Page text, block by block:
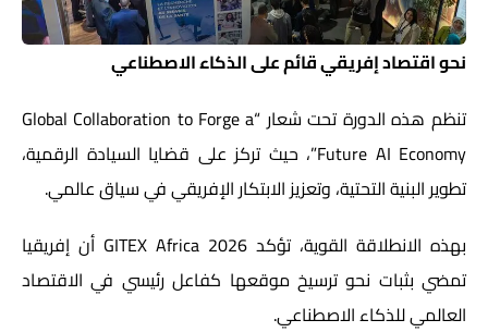
نحو اقتصاد إفريقي قائم على الذكاء الاصطناعي
تنظم هذه الدورة تحت شعار “Global Collaboration to Forge a
Future AI Economy”، حيث تركز على قضايا السيادة الرقمية،
تطوير البنية التحتية، وتعزيز الابتكار الإفريقي في سياق عالمي.
بهذه الانطلاقة القوية، تؤكد GITEX Africa 2026 أن إفريقيا
تمضي بثبات نحو ترسيخ موقعها كفاعل رئيسي في الاقتصاد
العالمي للذكاء الاصطناعي.